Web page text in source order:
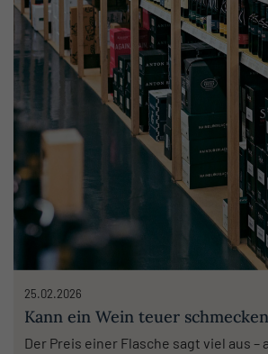
und
jedes
gerne
25.02.2026
Kann ein Wein teuer
Der Preis einer Flasche sagt viel aus –